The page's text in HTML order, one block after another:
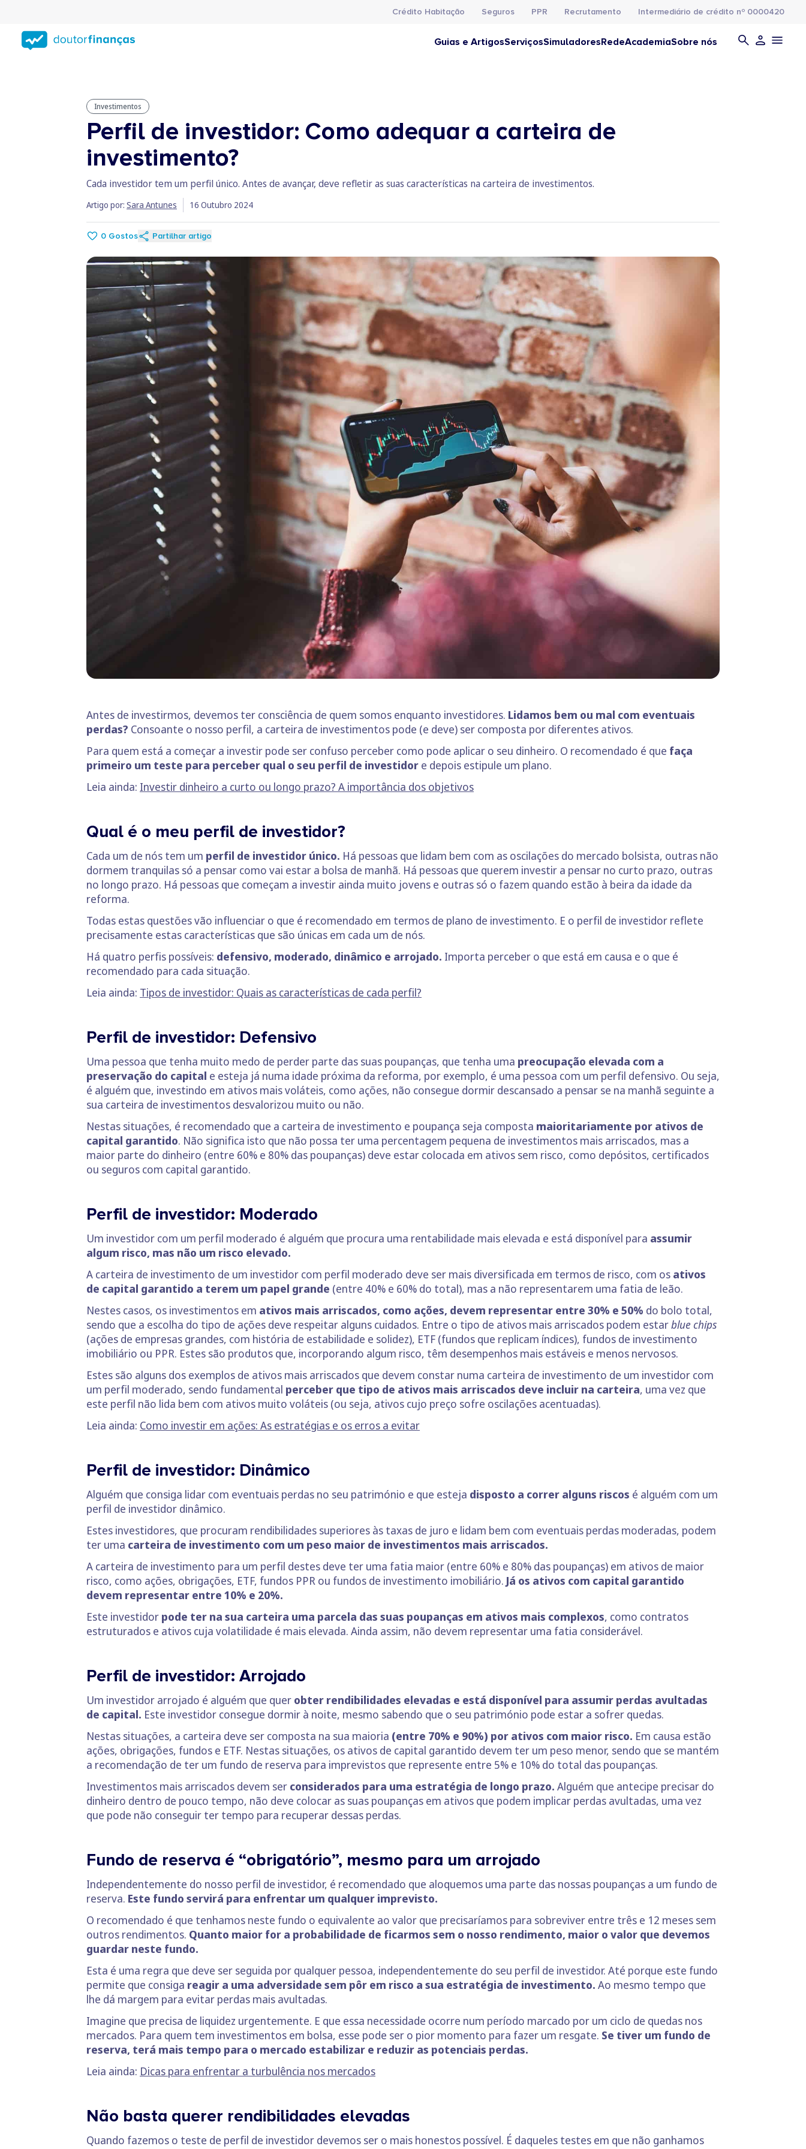
conteúdo
principal
Crédito Habitação Seguros PPR Recrutamento Intermediário de crédito nº 0000420
Guias e ArtigosServiçosSimuladoresRedeAcademiaSobre nós
Investimentos
Perfil de investidor: Como adequar a carteira de
investimento?
Cada investidor tem um perfil único. Antes de avançar, deve refletir as suas características na carteira de investimentos.
Artigo por: Sara Antunes 16 Outubro 2024
0 Gostos Partilhar artigo
Antes de investirmos, devemos ter consciência de quem somos enquanto investidores. Lidamos bem ou mal com eventuais
perdas? Consoante o nosso perfil, a carteira de investimentos pode (e deve) ser composta por diferentes ativos.
Para quem está a começar a investir pode ser confuso perceber como pode aplicar o seu dinheiro. O recomendado é que faça
primeiro um teste para perceber qual o seu perfil de investidor e depois estipule um plano.
Leia ainda: Investir dinheiro a curto ou longo prazo? A importância dos objetivos
Qual é o meu perfil de investidor?
Cada um de nós tem um perfil de investidor único. Há pessoas que lidam bem com as oscilações do mercado bolsista, outras não
dormem tranquilas só a pensar como vai estar a bolsa de manhã. Há pessoas que querem investir a pensar no curto prazo, outras
no longo prazo. Há pessoas que começam a investir ainda muito jovens e outras só o fazem quando estão à beira da idade da
reforma.
Todas estas questões vão influenciar o que é recomendado em termos de plano de investimento. E o perfil de investidor reflete
precisamente estas características que são únicas em cada um de nós.
Há quatro perfis possíveis: defensivo, moderado, dinâmico e arrojado. Importa perceber o que está em causa e o que é
recomendado para cada situação.
Leia ainda: Tipos de investidor: Quais as características de cada perfil?
Perfil de investidor: Defensivo
Uma pessoa que tenha muito medo de perder parte das suas poupanças, que tenha uma preocupação elevada com a
preservação do capital e esteja já numa idade próxima da reforma, por exemplo, é uma pessoa com um perfil defensivo. Ou seja,
é alguém que, investindo em ativos mais voláteis, como ações, não consegue dormir descansado a pensar se na manhã seguinte a
sua carteira de investimentos desvalorizou muito ou não.
Nestas situações, é recomendado que a carteira de investimento e poupança seja composta maioritariamente por ativos de
capital garantido. Não significa isto que não possa ter uma percentagem pequena de investimentos mais arriscados, mas a
maior parte do dinheiro (entre 60% e 80% das poupanças) deve estar colocada em ativos sem risco, como depósitos, certificados
ou seguros com capital garantido.
Perfil de investidor: Moderado
Um investidor com um perfil moderado é alguém que procura uma rentabilidade mais elevada e está disponível para assumir
algum risco, mas não um risco elevado.
A carteira de investimento de um investidor com perfil moderado deve ser mais diversificada em termos de risco, com os ativos
de capital garantido a terem um papel grande (entre 40% e 60% do total), mas a não representarem uma fatia de leão.
Nestes casos, os investimentos em ativos mais arriscados, como ações, devem representar entre 30% e 50% do bolo total,
sendo que a escolha do tipo de ações deve respeitar alguns cuidados. Entre o tipo de ativos mais arriscados podem estarblue chips
(ações de empresas grandes, com história de estabilidade e solidez), ETF (fundos que replicam índices), fundos de investimento
imobiliário ou PPR. Estes são produtos que, incorporando algum risco, têm desempenhos mais estáveis e menos nervosos.
Estes são alguns dos exemplos de ativos mais arriscados que devem constar numa carteira de investimento de um investidor com
um perfil moderado, sendo fundamental perceber que tipo de ativos mais arriscados deve incluir na carteira, uma vez que
este perfil não lida bem com ativos muito voláteis (ou seja, ativos cujo preço sofre oscilações acentuadas).
Leia ainda: Como investir em ações: As estratégias e os erros a evitar
Perfil de investidor: Dinâmico
Alguém que consiga lidar com eventuais perdas no seu património e que esteja disposto a correr alguns riscos é alguém com um
perfil de investidor dinâmico.
Estes investidores, que procuram rendibilidades superiores às taxas de juro e lidam bem com eventuais perdas moderadas, podem
ter uma carteira de investimento com um peso maior de investimentos mais arriscados.
A carteira de investimento para um perfil destes deve ter uma fatia maior (entre 60% e 80% das poupanças) em ativos de maior
risco, como ações, obrigações, ETF, fundos PPR ou fundos de investimento imobiliário. Já os ativos com capital garantido
devem representar entre 10% e 20%.
Este investidor pode ter na sua carteira uma parcela das suas poupanças em ativos mais complexos, como contratos
estruturados e ativos cuja volatilidade é mais elevada. Ainda assim, não devem representar uma fatia considerável.
Perfil de investidor: Arrojado
Um investidor arrojado é alguém que quer obter rendibilidades elevadas e está disponível para assumir perdas avultadas
de capital. Este investidor consegue dormir à noite, mesmo sabendo que o seu património pode estar a sofrer quedas.
Nestas situações, a carteira deve ser composta na sua maioria (entre 70% e 90%) por ativos com maior risco. Em causa estão
ações, obrigações, fundos e ETF. Nestas situações, os ativos de capital garantido devem ter um peso menor, sendo que se mantém
a recomendação de ter um fundo de reserva para imprevistos que represente entre 5% e 10% do total das poupanças.
Investimentos mais arriscados devem ser considerados para uma estratégia de longo prazo. Alguém que antecipe precisar do
dinheiro dentro de pouco tempo, não deve colocar as suas poupanças em ativos que podem implicar perdas avultadas, uma vez
que pode não conseguir ter tempo para recuperar dessas perdas.
Fundo de reserva é “obrigatório”, mesmo para um arrojado
Independentemente do nosso perfil de investidor, é recomendado que aloquemos uma parte das nossas poupanças a um fundo de
reserva. Este fundo servirá para enfrentar um qualquer imprevisto.
O recomendado é que tenhamos neste fundo o equivalente ao valor que precisaríamos para sobreviver entre três e 12 meses sem
outros rendimentos. Quanto maior for a probabilidade de ficarmos sem o nosso rendimento, maior o valor que devemos
guardar neste fundo.
Esta é uma regra que deve ser seguida por qualquer pessoa, independentemente do seu perfil de investidor. Até porque este fundo
permite que consiga reagir a uma adversidade sem pôr em risco a sua estratégia de investimento. Ao mesmo tempo que
lhe dá margem para evitar perdas mais avultadas.
Imagine que precisa de liquidez urgentemente. E que essa necessidade ocorre num período marcado por um ciclo de quedas nos
mercados. Para quem tem investimentos em bolsa, esse pode ser o pior momento para fazer um resgate. Se tiver um fundo de
reserva, terá mais tempo para o mercado estabilizar e reduzir as potenciais perdas.
Leia ainda: Dicas para enfrentar a turbulência nos mercados
Não basta querer rendibilidades elevadas
Quando fazemos o teste de perfil de investidor devemos ser o mais honestos possível. É daqueles testes em que não ganhamos